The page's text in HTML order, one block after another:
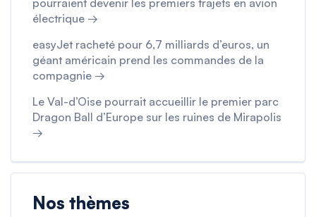
pourraient devenir les premiers trajets en avion
électrique →
easyJet racheté pour 6,7 milliards d’euros, un
géant américain prend les commandes de la
compagnie →
Le Val-d’Oise pourrait accueillir le premier parc
Dragon Ball d’Europe sur les ruines de Mirapolis
→
Nos thèmes